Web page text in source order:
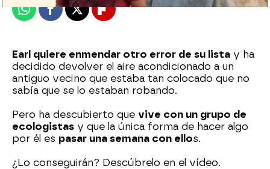
WhatsappFacebook
X Flipboard
Earl quiere enmendar otro error de su lista y ha
decidido devolver el aire acondicionado a un
antiguo vecino que estaba tan colocado que no
sabía que se lo estaban robando.
Pero ha descubierto que vive con un grupo de
ecologistas y que la única forma de hacer algo
por él es pasar una semana con ellos.
¿Lo conseguirán? Descúbrelo en el vídeo.